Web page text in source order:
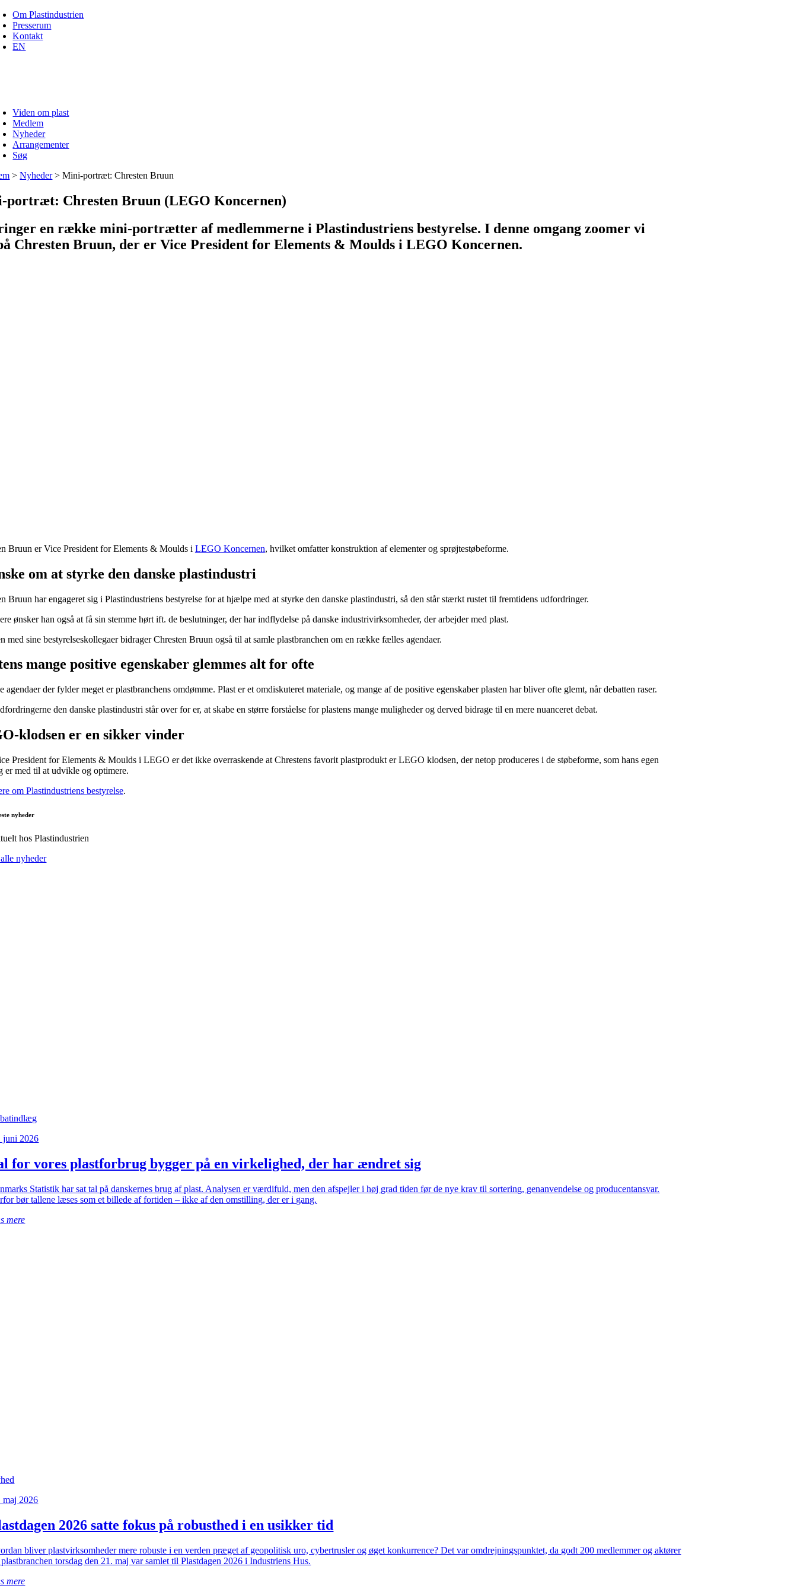
Skip
to
content
Om Plastindustrien
Presserum
Kontakt
EN
Viden om plast
Medlem
Nyheder
Arrangementer
Søg
>Nyheder>Mini-portræt: Chresten Bruun
portræt: Chresten Bruun (LEGO Koncernen)
en række mini-portrætter af medlemmerne i Plastindustriens bestyrelse. I denne omgang zoomer vi
Chresten Bruun, der er Vice President for Elements & Moulds i LEGO Koncernen.
Bruun er Vice President for Elements & Moulds i LEGO Koncernen, hvilket omfatter konstruktion af elementer og sprøjtestøbeforme.
om at styrke den danske plastindustri
Bruun har engageret sig i Plastindustriens bestyrelse for at hjælpe med at styrke den danske plastindustri, så den står stærkt rustet til fremtidens udfordringer.
ønsker han også at få sin stemme hørt ift. de beslutninger, der har indflydelse på danske industrivirksomheder, der arbejder med plast.
med sine bestyrelseskollegaer bidrager Chresten Bruun også til at samle plastbranchen om en række fælles agendaer.
mange positive egenskaber glemmes alt for ofte
agendaer der fylder meget er plastbranchens omdømme. Plast er et omdiskuteret materiale, og mange af de positive egenskaber plasten har bliver ofte glemt, når debatten raser.
den danske plastindustri står over for er, at skabe en større forståelse for plastens mange muligheder og derved bidrage til en mere nuanceret debat.
klodsen er en sikker vinder
President for Elements & Moulds i LEGO er det ikke overraskende at Chrestens favorit plastprodukt er LEGO klodsen, der netop produceres i de støbeforme, som hans egen
er med til at udvikle og optimere.
om Plastindustriens bestyrelse.
nyheder
hos Plastindustrien
nyheder
juni 2026
for vores plastforbrug bygger på en virkelighed, der har ændret sig
Statistik har sat tal på danskernes brug af plast. Analysen er værdifuld, men den afspejler i høj grad tiden før de nye krav til sortering, genanvendelse og producentansvar.
bør tallene læses som et billede af fortiden – ikke af den omstilling, der er i gang.
mere
maj 2026
2026 satte fokus på robusthed i en usikker tid
bliver plastvirksomheder mere robuste i en verden præget af geopolitisk uro, cybertrusler og øget konkurrence? Det var omdrejningspunktet, da godt 200 medlemmer og aktører
torsdag den 21. maj var samlet til Plastdagen 2026 i Industriens Hus.
mere